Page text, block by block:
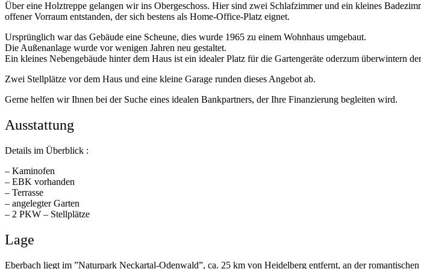
Über eine Holztreppe gelangen wir ins Obergeschoss. Hier sind zwei Schlafzimmer und ein kleines
offener Vorraum entstanden, der sich bestens als Home-Office-Platz eignet.
Ursprünglich war das Gebäude eine Scheune, dies wurde 1965 zu einem Wohnhaus umgebaut.
Die Außenanlage wurde vor wenigen Jahren neu gestaltet.
Ein kleines Nebengebäude hinter dem Haus ist ein idealer Platz für die Gartengeräte oderzum überwintern
Zwei Stellplätze vor dem Haus und eine kleine Garage runden dieses Angebot ab.
Gerne helfen wir Ihnen bei der Suche eines idealen Bankpartners, der Ihre Finanzierung begleiten wird.
Ausstattung
Details im Überblick :
– Kaminofen
– EBK vorhanden
– Terrasse
– angelegter Garten
– 2 PKW – Stellplätze
Lage
Eberbach liegt im ”Naturpark Neckartal-Odenwald”, ca. 25 km von Heidelberg entfernt, an der